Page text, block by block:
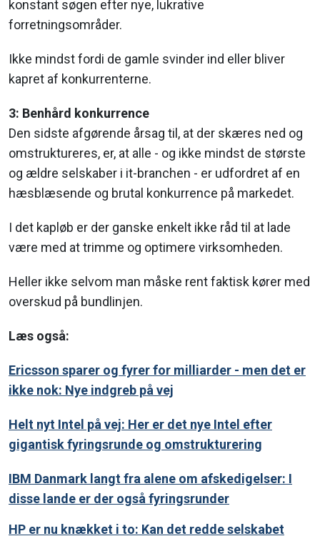
konstant søgen efter nye, lukrative
forretningsområder.
Ikke mindst fordi de gamle svinder ind eller bliver
kapret af konkurrenterne.
3: Benhård konkurrence
Den sidste afgørende årsag til, at der skæres ned og
omstruktureres, er, at alle - og ikke mindst de største
og ældre selskaber i it-branchen - er udfordret af en
hæsblæsende og brutal konkurrence på markedet.
I det kapløb er der ganske enkelt ikke råd til at lade
være med at trimme og optimere virksomheden.
Heller ikke selvom man måske rent faktisk kører med
overskud på bundlinjen.
Læs også:
Ericsson sparer og fyrer for milliarder - men det er
ikke nok: Nye indgreb på vej
Helt nyt Intel på vej: Her er det nye Intel efter
gigantisk fyringsrunde og omstrukturering
IBM Danmark langt fra alene om afskedigelser: I
disse lande er der også fyringsrunder
HP er nu knækket i to: Kan det redde selskabet